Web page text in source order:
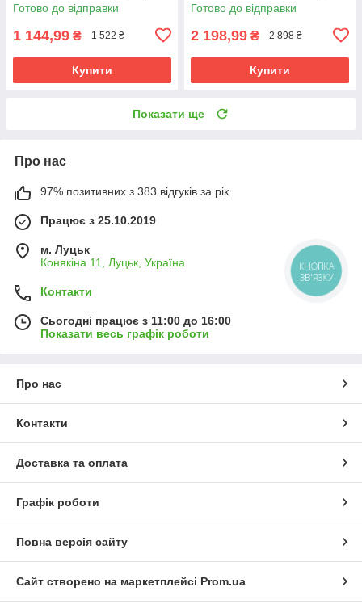
Готово до відправки
1 144,99 ₴ 1 522 ₴
Купити
Готово до відправки
2 198,99 ₴ 2 898 ₴
Купити
Показати ще
Про нас
97% позитивних з 383 відгуків за рік
Працює з 25.10.2019
м. Луцьк
Конякіна 11, Луцьк, Україна
Контакти
Сьогодні працює з 11:00 до 16:00
Показати весь графік роботи
Про нас
Контакти
Доставка та оплата
Графік роботи
Повна версія сайту
Сайт створено на маркетплейсі Prom.ua
КНОПКА
ЗВ'ЯЗКУ